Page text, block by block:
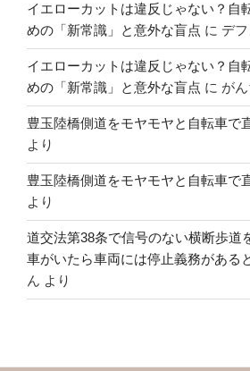
イエローカットは違反じゃない？自
めの「新常識」と意外な盲点 に デ
イエローカットは違反じゃない？自
めの「新常識」と意外な盲点 に が
豊玉陸橋側道をモヤモヤと自転車で
より
豊玉陸橋側道をモヤモヤと自転車で
より
道交法第38条で信号のない横断歩道
車がいたら車両には停止義務がある
ん より